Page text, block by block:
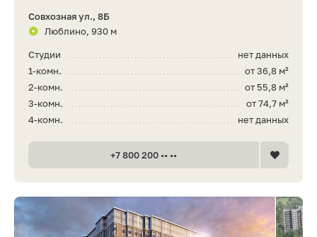
Совхозная ул., 8Б
Люблино, 930 м
нет данных
Студии
от 36,8 м²
1-комн.
от 55,8 м²
2-комн.
от 74,7 м²
3-комн.
нет данных
4-комн.
+7 800 200 •• ••